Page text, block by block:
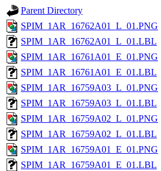
Parent Directory
SPIM_1AR_16762A01_L_01.PNG
SPIM_1AR_16762A01_L_01.LBL
SPIM_1AR_16761A01_E_01.PNG
SPIM_1AR_16761A01_E_01.LBL
SPIM_1AR_16759A03_L_01.PNG
SPIM_1AR_16759A03_L_01.LBL
SPIM_1AR_16759A02_L_01.PNG
SPIM_1AR_16759A02_L_01.LBL
SPIM_1AR_16759A01_E_01.PNG
SPIM_1AR_16759A01_E_01.LBL